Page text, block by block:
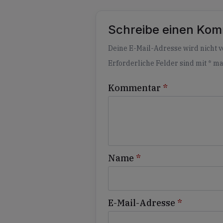
Schreibe einen
Deine E-Mail-Adresse wird nicht
Erforderliche Felder sind mit *
Kommentar *
Name *
E-Mail-Adresse *
Alternative: